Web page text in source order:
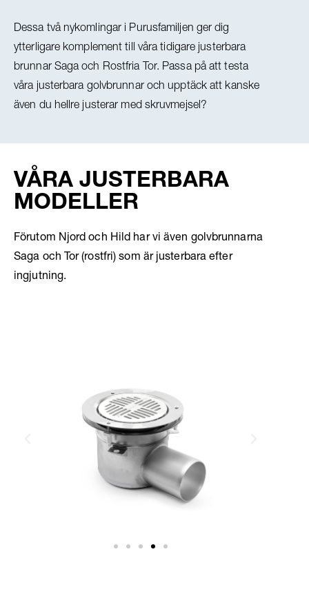
Dessa två nykomlingar i Purusfamiljen ger dig
ytterligare komplement till våra tidigare justerbara
brunnar Saga och Rostfria Tor. Passa på att testa
våra justerbara golvbrunnar och upptäck att kanske
även du hellre justerar med skruvmejsel?
VÅRA JUSTERBARA
MODELLER
Förutom Njord och Hild har vi även golvbrunnarna
Saga och Tor (rostfri) som är justerbara efter
ingjutning.